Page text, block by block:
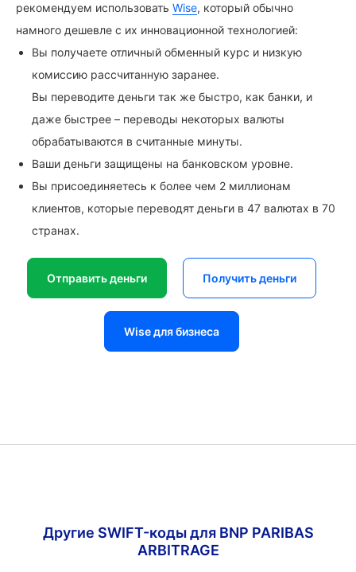
рекомендуем использовать Wise, который обычно
намного дешевле с их инновационной технологией:
Вы получаете отличный обменный курс и низкую
комиссию рассчитанную заранее.
Вы переводите деньги так же быстро, как банки, и
даже быстрее – переводы некоторых валюты
обрабатываются в считанные минуты.
Ваши деньги защищены на банковском уровне.
Вы присоединяетесь к более чем 2 миллионам
клиентов, которые переводят деньги в 47 валютах в 70
странах.
Отправить деньги Получить деньги
Wise для бизнеса
Другие SWIFT-коды для BNP PARIBAS
ARBITRAGE